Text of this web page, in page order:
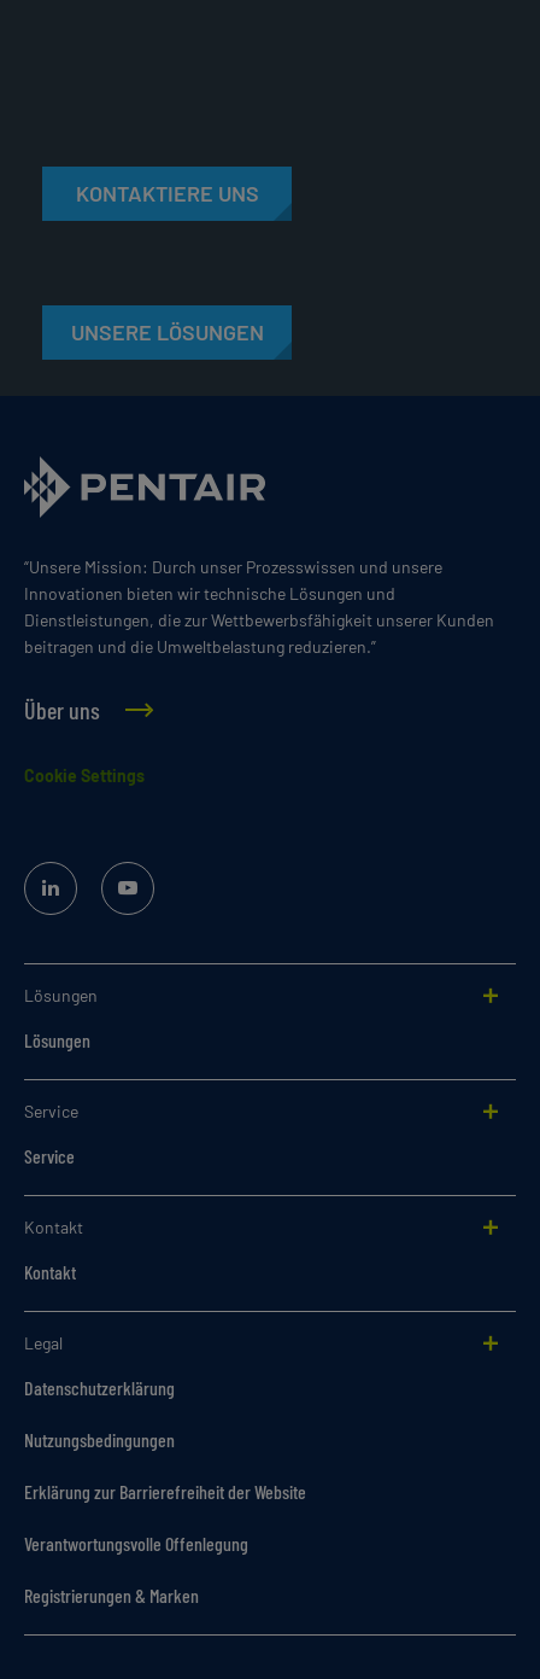
KONTAKTIERE UNS
UNSERE LÖSUNGEN
“Unsere Mission: Durch unser Prozesswissen und unsere
Innovationen bieten wir technische Lösungen und
Dienstleistungen, die zur Wettbewerbsfähigkeit unserer Kunden
beitragen und die Umweltbelastung reduzieren.”
Über uns
Cookie Settings
Linked
In
YouTube
Lösungen
Lösungen
Service
Service
Kontakt
Kontakt
Legal
Datenschutzerklärung
Nutzungsbedingungen
Erklärung zur Barrierefreiheit der Website
Verantwortungsvolle Offenlegung
Registrierungen & Marken